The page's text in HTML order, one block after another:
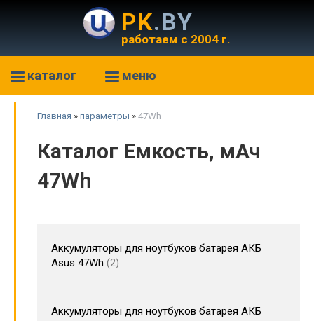
PK.BY
работаем с 2004 г.
каталог меню
Главная » параметры » 47Wh
Каталог Емкость, мАч
47Wh
Аккумуляторы для ноутбуков батарея АКБ
Asus 47Wh 2
Аккумуляторы для ноутбуков батарея АКБ